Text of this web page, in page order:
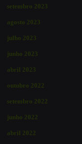
setembro 2023
agosto 2023
julho 2023
junho 2023
abril 2023
outubro 2022
setembro 2022
junho 2022
abril 2022